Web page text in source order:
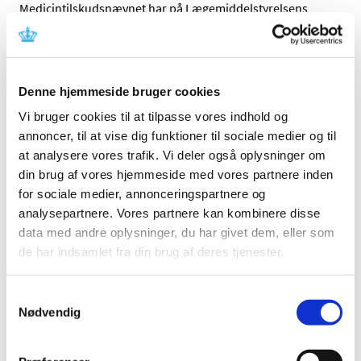
Denne hjemmeside bruger cookies
Vi bruger cookies til at tilpasse vores indhold og
annoncer, til at vise dig funktioner til sociale medier og til
at analysere vores trafik. Vi deler også oplysninger om
din brug af vores hjemmeside med vores partnere inden
for sociale medier, annonceringspartnere og
analysepartnere. Vores partnere kan kombinere disse
data med andre oplysninger, du har givet dem, eller som
de har indsamlet fra din brug af deres tjenester.
Nødvendig
Medicintilskudsnævnet har på Lægemiddelstyrelsens
foranledning revurderet tilskudsstatus for lægemidler,…
juli 2009
| 9. juni 2009|
Medicintilskudsnævnet og Lægemiddelstyrelsen har
gennemgået lægemidler til behandling af
Tilskudsstatus for lægemidler i ATC-gruppe
A06 og A02AA04, laksantia: Høringssvar på
Medicintilskudsnævnets indstilling
| 3. juni 2009|
Medicintilskudsnævnets indstilling vedrørende fremtidig